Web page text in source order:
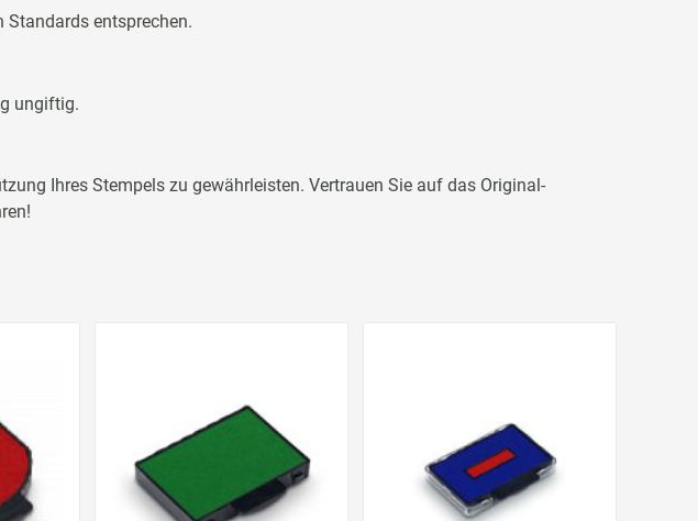
Standards entsprechen.
ungiftig.
Ihres Stempels zu gewährleisten. Vertrauen Sie auf das Original-